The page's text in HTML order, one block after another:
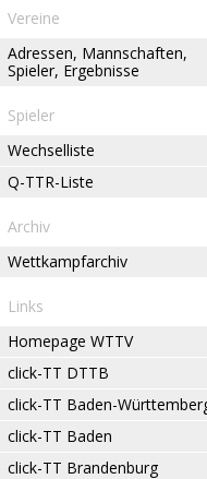
Vereine
Adressen, Mannschaften,
Spieler, Ergebnisse
Spieler
Wechselliste
Q-TTR-Liste
Archiv
Wettkampfarchiv
Links
Homepage WTTV
click-TT DTTB
click-TT Baden-
click-TT Baden
click-TT Brandenburg